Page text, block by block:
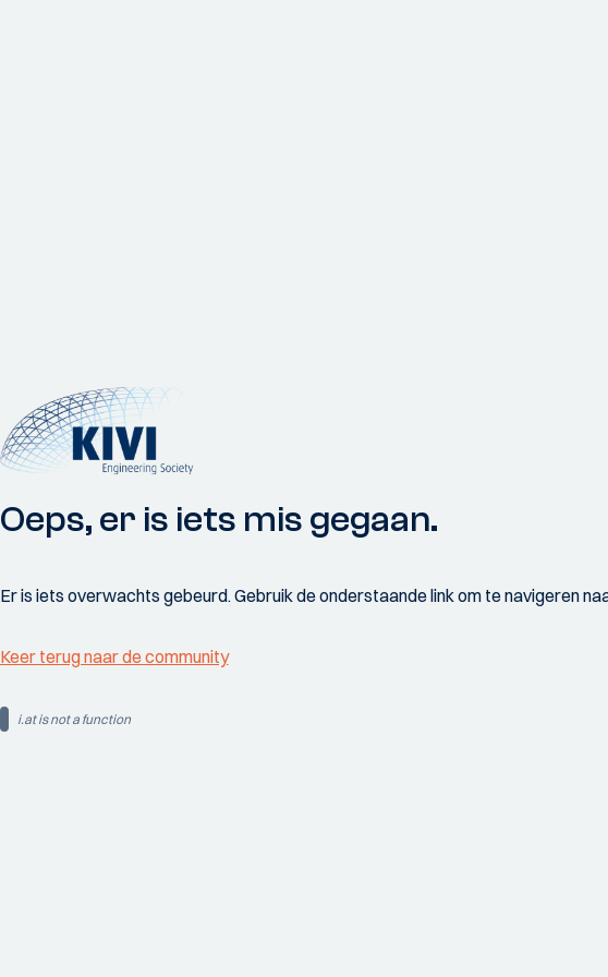
Oeps, er is iets mis gegaan.
Er is iets overwachts gebeurd. Gebruik de onderstaande link om te navigeren
Keer terug naar de community
i.at is not a function